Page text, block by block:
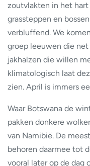
zoutvlakten in het hart
grassteppen en
verbluffend. We
groep leeuwen die net
jakhalzen die willen
klimatologisch laat
zien. April is immers
Waar Botswana de
pakken donkere
van Namibië. De
behoren daarmee tot
vooral later op de dag